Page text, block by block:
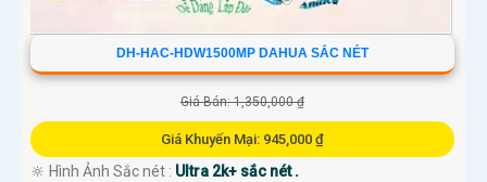
DH-HAC-HDW1500MP DAHUA SẮC NÉT
Giá Bán: 1,350,000 ₫
Giá Khuyến Mại: 945,000 ₫
🔆 Hình Ảnh Sắc nét : Ultra 2k+ sắc nét .